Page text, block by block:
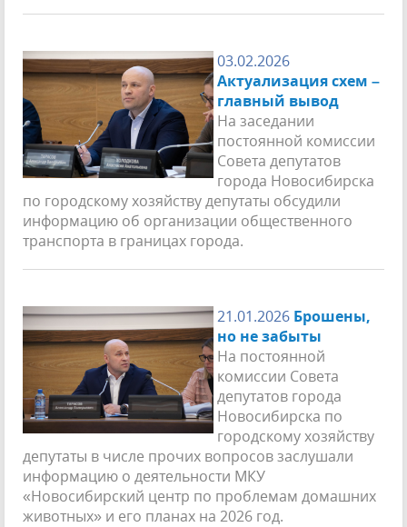
03.02.2026
Актуализация схем –
главный вывод
На заседании
постоянной комиссии
Совета депутатов
города Новосибирска
по городскому хозяйству депутаты обсудили
информацию об организации общественного
транспорта в границах города.
21.01.2026 Брошены,
но не забыты
На постоянной
комиссии Совета
депутатов города
Новосибирска по
городскому хозяйству
депутаты в числе прочих вопросов заслушали
информацию о деятельности МКУ
«Новосибирский центр по проблемам домашних
животных» и его планах на 2026 год.